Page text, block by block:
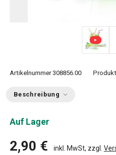
Artikelnummer 308856.00
Beschreibung
Auf Lager
2,90 € inkl. MwSt, zzgl.